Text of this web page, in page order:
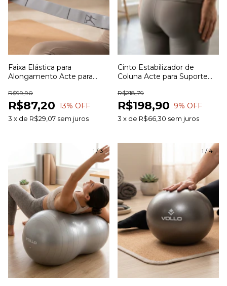
Faixa Elástica para
Alongamento Acte para
Exercícios
R$87,20
R$99,90
13% OFF
3 x de R$29,07 sem juros
Cinto Estabilizador de
Coluna Acte para Suporte
Coluna
R$198,90
R$218,79
9% OFF
3 x de R$66,30 sem juros
1/3 1 /4